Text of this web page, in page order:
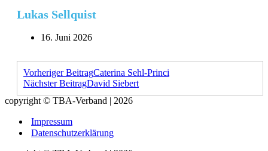
Lukas Sellquist
16. Juni 2026
Vorheriger BeitragCaterina Sehl-Princi
Nächster BeitragDavid Siebert
copyright © TBA-Verband | 2026
Impressum
Datenschutzerklärung